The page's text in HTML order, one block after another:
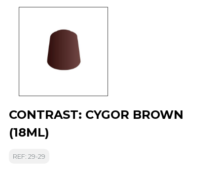
CONTRAST: CYGOR BROWN
(18ML)
REF: 29-29